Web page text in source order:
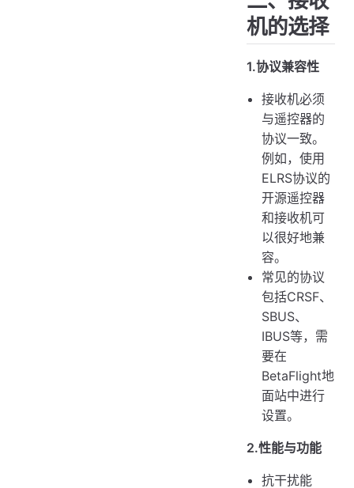
机的选择
1.协议兼容性
接收机必须
与遥控器的
协议一致。
例如，使用
ELRS协议的
开源遥控器
和接收机可
以很好地兼
容。
常见的协议
包括CRSF、
SBUS、
IBUS等，需
要在
BetaFlight地
面站中进行
设置。
2.性能与功能
抗干扰能